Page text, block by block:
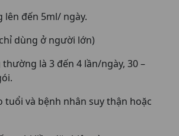
lên đến 5ml/ ngày.
dùng ở người lớn)
là 3 đến 4 lần/ngày, 30 –
tuổi và bệnh nhân suy thận hoặc